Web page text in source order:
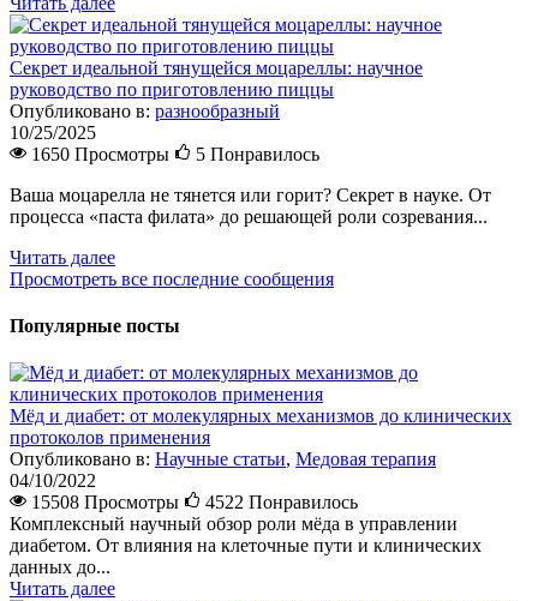
Секрет идеальной тянущейся моцареллы: научное
руководство по приготовлению пиццы
Опубликовано в: разнообразный
10/25/2025
1650 Просмотры
5 Понравилось
Ваша моцарелла не тянется или горит? Секрет в науке. От
процесса «паста филата» до решающей роли созревания...
Читать далее
Просмотреть все последние сообщения
Популярные посты
Мёд и диабет: от молекулярных механизмов до клинических
протоколов применения
Опубликовано в: Научные статьи, Медовая терапия
04/10/2022
15508 Просмотры
4522 Понравилось
Комплексный научный обзор роли мёда в управлении
диабетом. От влияния на клеточные пути и клинических
данных до...
Читать далее